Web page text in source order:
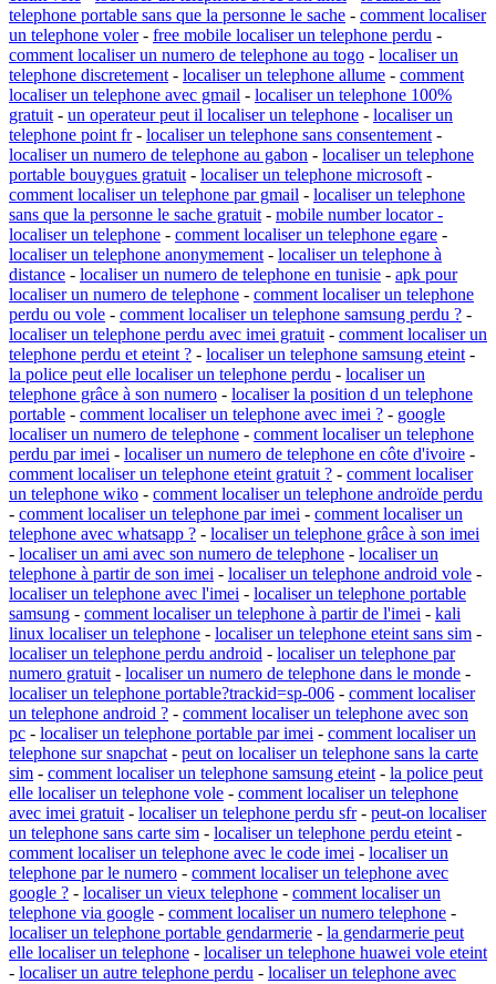
telephone portable sans que la personne le sache - comment localiser
un telephone voler- free mobile localiser un telephone perdu -
comment localiser un numero de telephone au togo - localiser un
telephone discretement - localiser un telephone allume - comment
localiser un telephone avec gmail - localiser un telephone 100%
gratuit - un operateur peut il localiser un telephone - localiser un
telephone point fr- localiser un telephone sans consentement -
localiser un numero de telephone au gabon - localiser un telephone
portable bouygues gratuit - localiser un telephone microsoft -
comment localiser un telephone par gmail - localiser un telephone
sans que la personne le sache gratuit - mobile number locator -
localiser un telephone - comment localiser un telephone egare -
localiser un telephone anonymement - localiser un telephone à
distance - localiser un numero de telephone en tunisie - apk pour
localiser un numero de telephone - comment localiser un telephone
perdu ou vole - comment localiser un telephone samsung perdu ? -
localiser un telephone perdu avec imei gratuit - comment localiser un
telephone perdu et eteint ? - localiser un telephone samsung eteint -
la police peut elle localiser un telephone perdu - localiser un
telephone grâce à son numero - localiser la position d un telephone
portable - comment localiser un telephone avec imei ? - google
localiser un numero de telephone - comment localiser un telephone
perdu par imei - localiser un numero de telephone en côte d'ivoire -
comment localiser un telephone eteint gratuit ? - comment localiser
un telephone wiko - comment localiser un telephone androïde perdu
- comment localiser un telephone par imei - comment localiser un
telephone avec whatsapp ? - localiser un telephone grâce à son imei
- localiser un ami avec son numero de telephone - localiser un
telephone à partir de son imei - localiser un telephone android vole -
localiser un telephone avec l'imei - localiser un telephone portable
samsung - comment localiser un telephone à partir de l'imei - kali
linux localiser un telephone - localiser un telephone eteint sans sim -
localiser un telephone perdu android - localiser un telephone par
numero gratuit - localiser un numero de telephone dans le monde -
localiser un telephone portable?trackid=sp-006 - comment localiser
un telephone android ? - comment localiser un telephone avec son
pc - localiser un telephone portable par imei - comment localiser un
telephone sur snapchat - peut on localiser un telephone sans la carte
sim - comment localiser un telephone samsung eteint - la police peut
elle localiser un telephone vole - comment localiser un telephone
avec imei gratuit - localiser un telephone perdu sfr- peut-on localiser
un telephone sans carte sim - localiser un telephone perdu eteint -
comment localiser un telephone avec le code imei - localiser un
telephone par le numero - comment localiser un telephone avec
google ? - localiser un vieux telephone - comment localiser un
telephone via google - comment localiser un numero telephone -
localiser un telephone portable gendarmerie - la gendarmerie peut
elle localiser un telephone - localiser un telephone huawei vole eteint
- localiser un autre telephone perdu - localiser un telephone avec